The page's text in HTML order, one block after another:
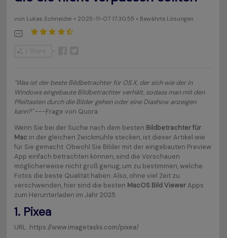
von Lukas Schneider• 2025-11-07 17:30:55 • Bewährte Lösungen
"Was ist der beste Bildbetrachter für OS X, der sich wie der in
Windows eingebaute Bildbetrachter verhält, sodass man mit den
Pfeiltasten durch die Bilder gehen oder eine Diashow anzeigen
kann?"---Frage von Quora
Wenn Sie bei der Suche nach dem besten Bildbetrachter für
Mac in der gleichen Zwickmühle stecken, ist dieser Artikel wie
für Sie gemacht. Obwohl Sie Bilder mit der eingebauten Preview
App einfach betrachten können, sind die Vorschauen
möglicherweise nicht groß genug, um zu bestimmen, welche
Fotos die beste Qualität haben. Also, ohne viel Zeit zu
verschwenden, hier sind die besten MacOS Bild ViewerApps
zum Herunterladen im Jahr 2025.
1. Pixea
URL: https://www.imagetasks.com/pixea/